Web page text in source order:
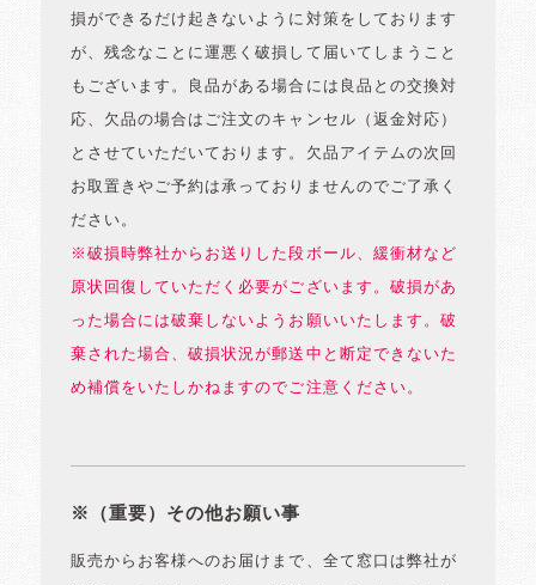
損ができるだけ起きないように対策をしております
が、残念なことに運悪く破損して届いてしまうこと
もございます。良品がある場合には良品との交換対
応、欠品の場合はご注文のキャンセル（返金対応）
とさせていただいております。欠品アイテムの次回
お取置きやご予約は承っておりませんのでご了承く
ださい。
※破損時弊社からお送りした段ボール、緩衝材など
原状回復していただく必要がございます。破損があ
った場合には破棄しないようお願いいたします。破
棄された場合、破損状況が郵送中と断定できないた
め補償をいたしかねますのでご注意ください。
※（重要）その他お願い事
販売からお客様へのお届けまで、全て窓口は弊社が